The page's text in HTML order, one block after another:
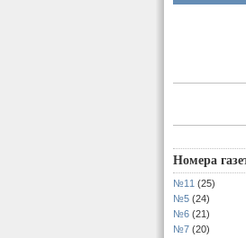
Номера
№11 (25)
№5 (24)
№6 (21)
№7 (20)